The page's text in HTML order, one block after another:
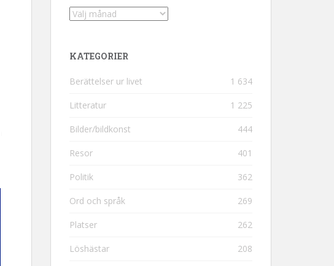
Arkiv
KATEGORIER
Berättelser ur livet 1 634
Litteratur 1 225
Bilder/bildkonst 444
Resor 401
Politik 362
Ord och språk 269
Platser 262
Löshästar 208